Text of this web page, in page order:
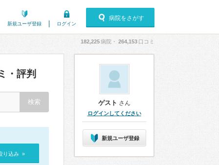
新規ユーザ登録 ログイン
病院をさがす
182,225病院・ 264,153 口コミ
・評判
り込み »
ゲスト さん
ログインしてください
新規ユーザ登録